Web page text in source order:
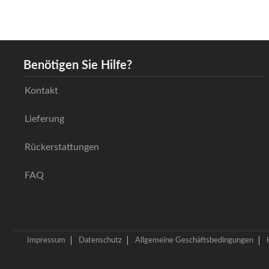
Benötigen Sie Hilfe?
Kontakt
Lieferung
Rückerstattungen
FAQ
Impressum Datenschutz Allgemeine Geschäftsbedingungen